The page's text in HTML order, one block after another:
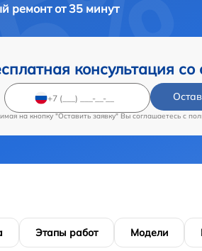
ремонтот 35 минут
консультация
на кнопку "Оставить заявку" Вы соглашаетесь c
Этапы работ Модели